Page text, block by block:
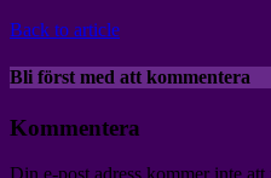
Back to article
Bli först med att kommentera
Kommentera